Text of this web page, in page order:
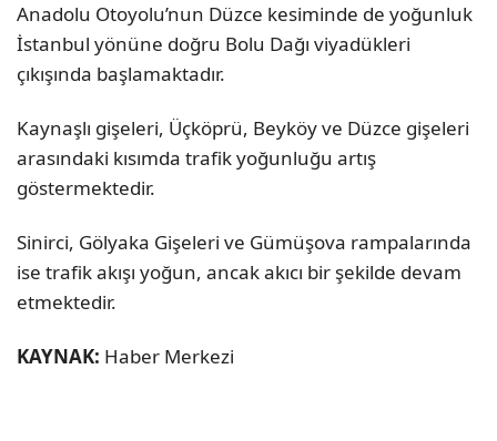
Anadolu Otoyolu’nun Düzce kesiminde de yoğunluk
İstanbul yönüne doğru Bolu Dağı viyadükleri
çıkışında başlamaktadır.
Kaynaşlı gişeleri, Üçköprü, Beyköy ve Düzce gişeleri
arasındaki kısımda trafik yoğunluğu artış
göstermektedir.
Sinirci, Gölyaka Gişeleri ve Gümüşova rampalarında
ise trafik akışı yoğun, ancak akıcı bir şekilde devam
etmektedir.
KAYNAK: Haber Merkezi